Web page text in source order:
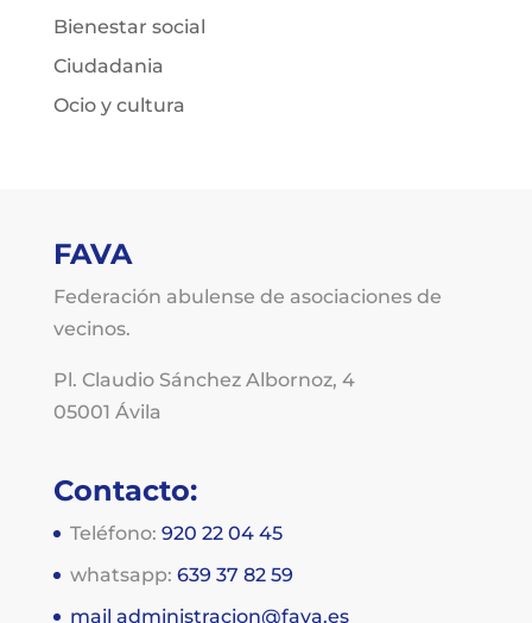
Bienestar social
Ciudadania
Ocio y cultura
FAVA
Federación abulense de asociaciones de
vecinos.
Pl. Claudio Sánchez Albornoz, 4
05001 Ávila
Contacto:
Teléfono: 920 22 04 45
whatsapp: 639 37 82 59
mail administracion@fava.es